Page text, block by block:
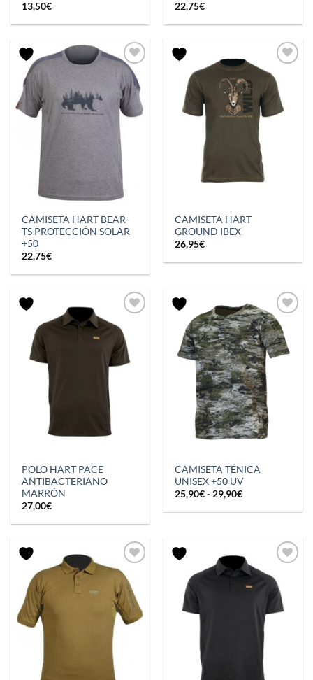
13,50€
22,75€
CAMISETA HART BEAR-
TS PROTECCIÓN SOLAR
+50
22,75€
CAMISETA HART
GROUND IBEX
26,95€
POLO HART PACE
ANTIBACTERIANO
MARRÓN
27,00€
CAMISETA TÉNICA
UNISEX +50 UV
25,90€-29,90€Rango
precios: